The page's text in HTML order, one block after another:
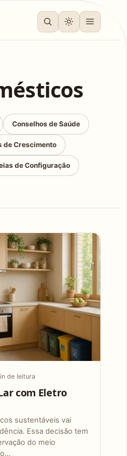
Conselhos de Saúde
de Crescimento
de Configuração
de leitura
com Eletro
sustentáveis vai
Essa decisão tem
do meio